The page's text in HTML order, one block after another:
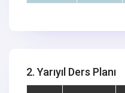
2. Yarıyıl Ders Planı